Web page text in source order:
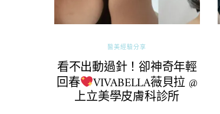
醫美經驗分享
看不出動過針！卻神奇年輕
回春 VIVABELLA薇貝拉 @
上立美學皮膚科診所